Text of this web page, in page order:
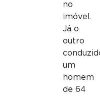
no
imóvel.
Já o
outro
um
homem
de 64